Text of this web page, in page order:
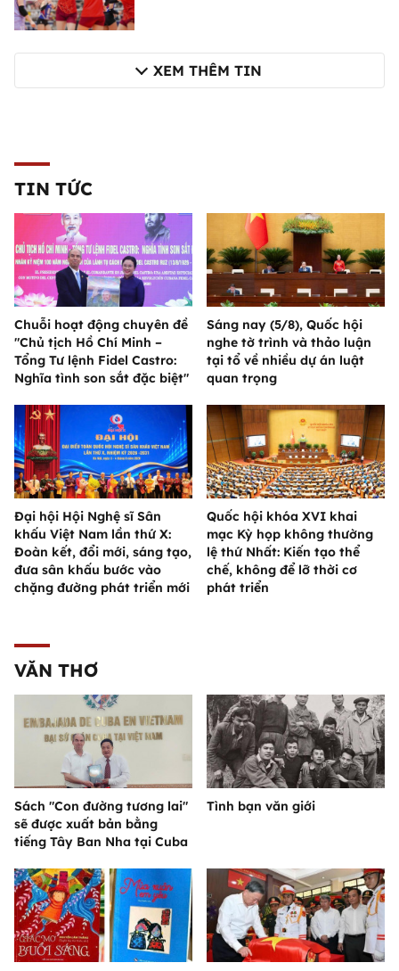
XEM THÊM TIN
TIN TỨC
Chuỗi hoạt động chuyên đề
"Chủ tịch Hồ Chí Minh –
Tổng Tư lệnh Fidel Castro:
Nghĩa tình son sắt đặc biệt"
Sáng nay (5/8), Quốc hội
nghe tờ trình và thảo luận
tại tổ về nhiều dự án luật
quan trọng
Đại hội Hội Nghệ sĩ Sân
khấu Việt Nam lần thứ X:
Đoàn kết, đổi mới, sáng tạo,
đưa sân khấu bước vào
chặng đường phát triển mới
Quốc hội khóa XVI khai
mạc Kỳ họp không thường
lệ thứ Nhất: Kiến tạo thể
chế, không để lỡ thời cơ
phát triển
VĂN THƠ
Sách "Con đường tương lai"
sẽ được xuất bản bằng
tiếng Tây Ban Nha tại Cuba
Tình bạn văn giới